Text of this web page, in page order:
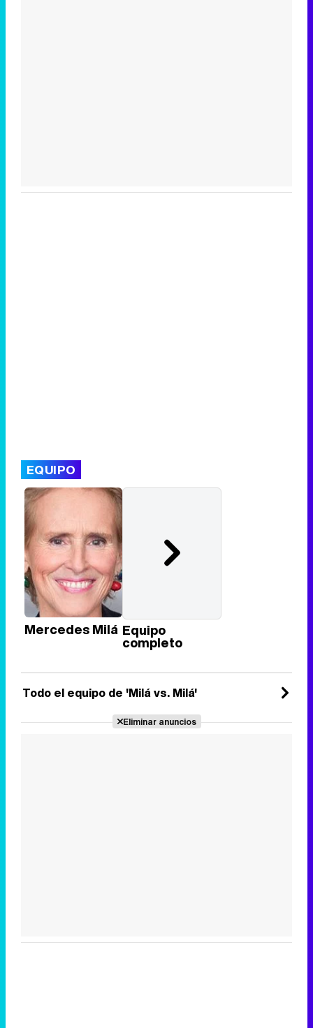
EQUIPO
Mercedes Milá Equipo
completo
Todo el equipo de 'Milá vs. Milá'
Eliminar anuncios